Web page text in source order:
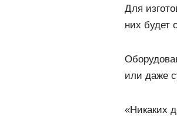
Для
них будет
или даже
«Никаких